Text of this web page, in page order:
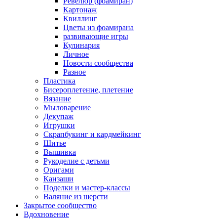
Картонаж
Квиллинг
Цветы из фоамирана
развивающие игры
Кулинария
Личное
Новости сообщества
Разное
Пластика
Бисероплетение, плетение
Вязание
Мыловарение
Декупаж
Игрушки
Скрапбукинг и кардмейкинг
Шитье
Вышивка
Рукоделие с детьми
Оригами
Канзаши
Поделки и мастер-классы
Валяние из шерсти
Закрытое сообщество
Вдохновение